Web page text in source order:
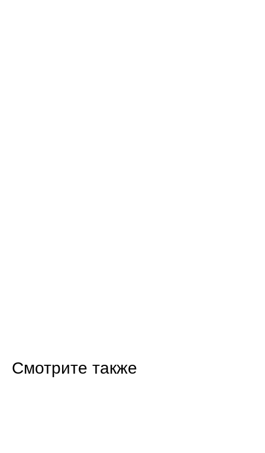
Смотрите также